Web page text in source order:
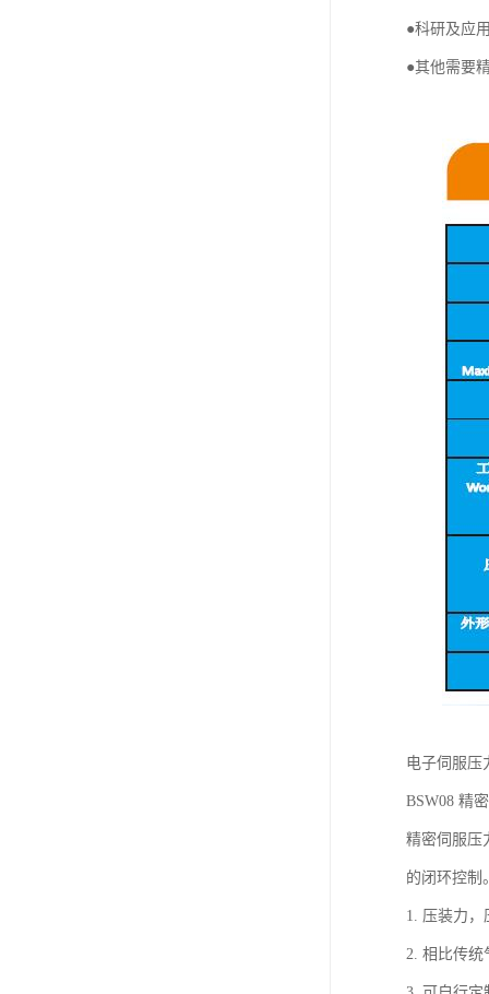
●科研及应用
●其他需要
电子伺服压
BSW08 精
精密伺服压
的闭环控制
1. 压装力，
2. 相比传统